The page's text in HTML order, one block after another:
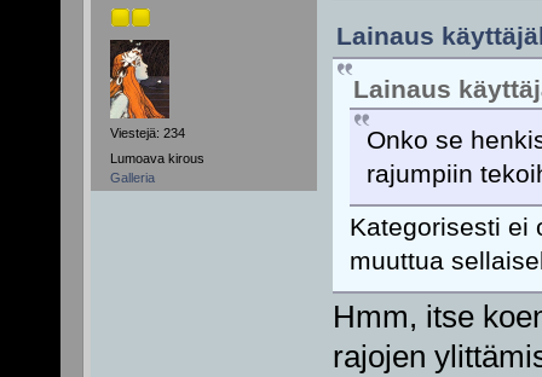
Viestejä: 234
Lumoava kirous
Galleria
Lainaus
Lainaus
Onko se
rajumpiin
Kategorisesti ei
muuttua
Hmm, itse
rajojen